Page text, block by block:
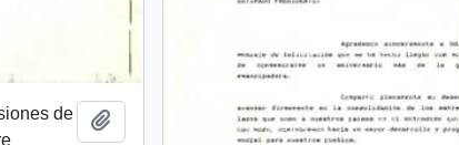
de
Añadir al portapapeles